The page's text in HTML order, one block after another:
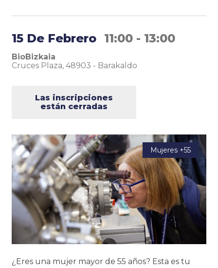
15 De Febrero 11:00 - 13:00
BioBizkaia
Cruces Plaza, 48903 - Barakaldo
Las inscripciones
están cerradas
Mujeres +55
¿Eres una mujer mayor de 55 años? Esta es tu